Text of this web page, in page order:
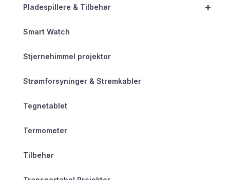
+
Pladespillere & Tilbehør
Smart Watch
Stjernehimmel projektor
Strømforsyninger & Strømkabler
Tegnetablet
Termometer
Tilbehør